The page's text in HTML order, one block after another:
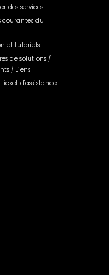
des services
courantes du
et tutoriels
de solutions /
/ Liens
d'assistance